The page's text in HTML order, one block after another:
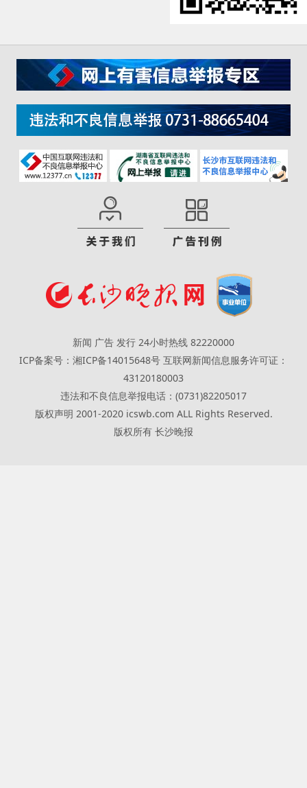
新闻 广告 发行 24小时热线 82220000
ICP备案号：湘ICP备14015648号 互联网新闻信息服务许可证：
43120180003
违法和不良信息举报电话：(0731)82205017
版权声明 2001-2020 icswb.com ALL Rights Reserved.
版权所有 长沙晚报